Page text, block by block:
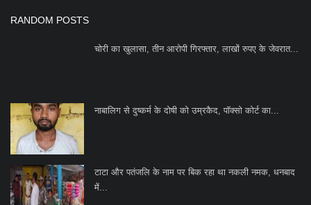
RANDOM POSTS
चोरी का खुलासा, तीन आरोपी गिरफ्तार, लाखों रुपए के जेवरात...
नाबालिग से दुष्कर्म के दोषी को उम्रकैद, पॉक्सो कोर्ट का...
टाटा और पतंजलि के नाम पर बिक रहा था नकली नमक, धनबाद
में...